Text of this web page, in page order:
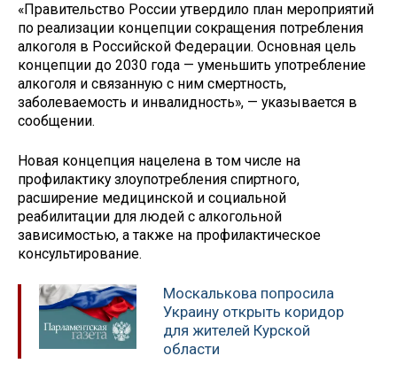
«Правительство России утвердило план мероприятий
по реализации концепции сокращения потребления
алкоголя в Российской Федерации. Основная цель
концепции до 2030 года — уменьшить употребление
алкоголя и связанную с ним смертность,
заболеваемость и инвалидность», — указывается в
сообщении.
Новая концепция нацелена в том числе на
профилактику злоупотребления спиртного,
расширение медицинской и социальной
реабилитации для людей с алкогольной
зависимостью, а также на профилактическое
консультирование.
Москалькова попросила
Украину открыть коридор
для жителей Курской
области